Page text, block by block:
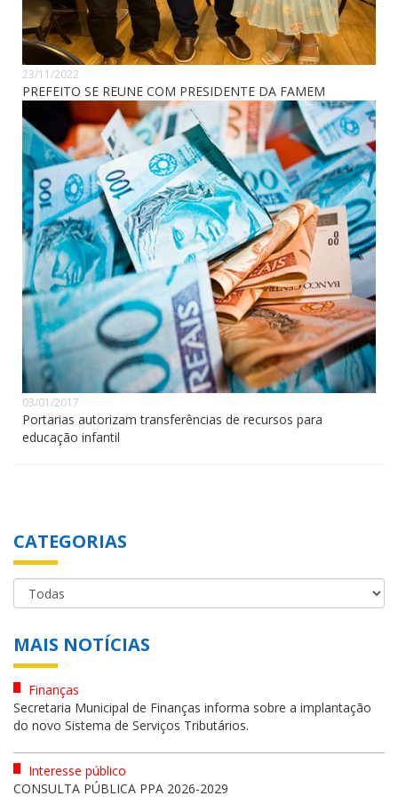
23/11/2022
PREFEITO SE REUNE COM PRESIDENTE DA FAMEM
03/01/2017
Portarias autorizam transferências de recursos para
educação infantil
CATEGORIAS
MAIS NOTÍCIAS
Finanças
Secretaria Municipal de Finanças informa sobre a implantação
do novo Sistema de Serviços Tributários.
Interesse público
CONSULTA PÚBLICA PPA 2026-2029